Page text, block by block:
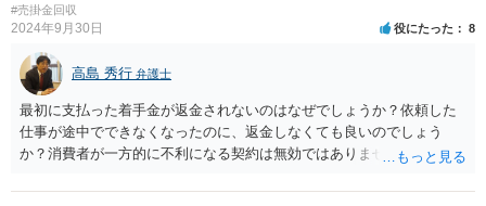
#売掛金回収
2024年9月30日 役にたった 8
高島 秀行 弁護士
最初に支払った着手金が返金されないのはなぜでしょうか？依頼した
仕事が途中でできなくなったのに、返金しなくても良いのでしょう
か？消費者が一方的に不利になる契約は無効ではありませんか？
務があると思います。 倒れた弁護士が所属する弁護士会に相談さ